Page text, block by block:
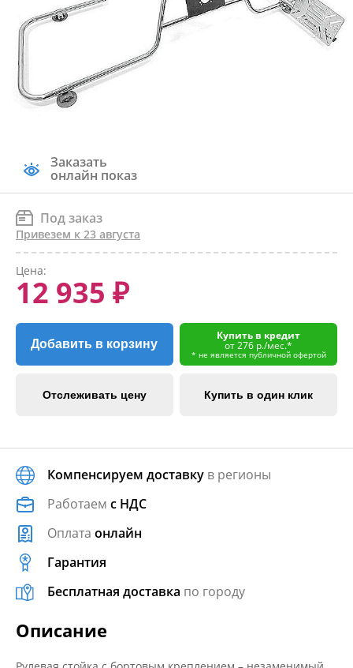
Заказать
онлайн показ
Под заказ
Привезем к 23 августа
Цена:
12 935 ₽
Добавить в корзину
Купить в кредит
от 276 р./мес.*
* не является публичной офертой
Отслеживать цену Купить в один клик
Компенсируем доставку в регионы
Работаем с НДС
Оплата онлайн
Гарантия
Бесплатная доставка по городу
Описание